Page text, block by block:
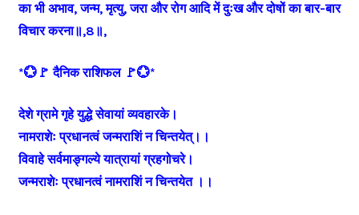
का भी अभाव, जन्म, मृत्यु, जरा और रोग आदि में दुःख और दोषों का बार-बार
विचार करना॥,8॥,
*💮🚩 दैनिक राशिफल 🚩💮*
देशे ग्रामे गृहे युद्धे सेवायां व्यवहारके।
नामराशेः प्रधानत्वं जन्मराशिं न चिन्तयेत्।।
विवाहे सर्वमाङ्गल्ये यात्रायां ग्रहगोचरे।
जन्मराशेः प्रधानत्वं नामराशिं न चिन्तयेत ।।